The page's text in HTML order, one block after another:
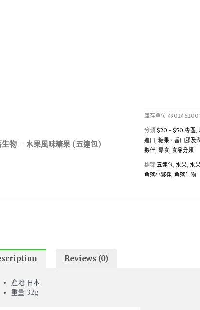
生物 – 水果風味糖果 (五連包)
庫存單位
分類 $20 - $50 專區,
進口,糖果、香口膠及
夥伴,零食,食品分類
標籤 五連包,水果,水
角落小夥伴,角落生物
Reviews (0)
產地: 日本
重量: 32g